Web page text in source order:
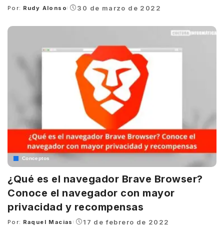
Posted
Por: Rudy Alonso 30 de marzo de 2022
Conceptos
¿Qué es el navegador Brave Browser?
Conoce el navegador con mayor
privacidad y recompensas
Posted
Por: Raquel Macias 17 de febrero de 2022